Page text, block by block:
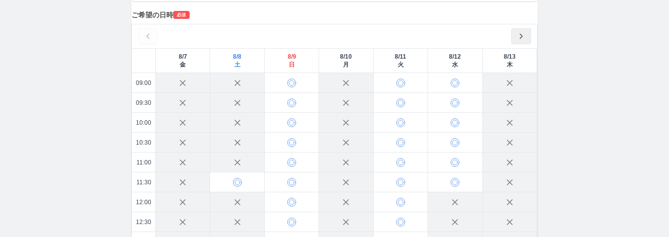
ご希望の日時 必須
8/7
金
8/8
土
8/9
日
8/10
月
8/11
火
8/12
水
8/13
木
09:00
09:30
10:00
10:30
11:00
11:30
12:00
12:30